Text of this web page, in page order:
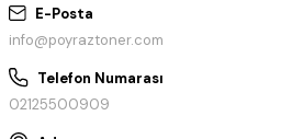
E-Posta
info@poyraztoner.com
Telefon Numarası
02125500909